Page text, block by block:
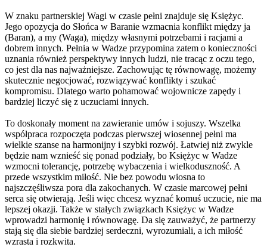
W znaku partnerskiej Wagi w czasie pełni znajduje się Księżyc.
Jego opozycja do Słońca w Baranie wzmacnia konflikt między ja
(Baran), a my (Waga), między własnymi potrzebami i racjami a
dobrem innych. Pełnia w Wadze przypomina zatem o konieczności
uznania również perspektywy innych ludzi, nie tracąc z oczu tego,
co jest dla nas najważniejsze. Zachowując tę równowagę, możemy
skutecznie negocjować, rozwiązywać konflikty i szukać
kompromisu. Dlatego warto pohamować wojownicze zapędy i
bardziej liczyć się z uczuciami innych.
To doskonały moment na zawieranie umów i sojuszy. Wszelka
współpraca rozpoczęta podczas pierwszej wiosennej pełni ma
wielkie szanse na harmonijny i szybki rozwój. Łatwiej niż zwykle
będzie nam wznieść się ponad podziały, bo Księżyc w Wadze
wzmocni tolerancję, potrzebę wybaczenia i wielkoduszność. A
przede wszystkim miłość. Nie bez powodu wiosna to
najszczęśliwsza pora dla zakochanych. W czasie marcowej pełni
serca się otwierają. Jeśli więc chcesz wyznać komuś uczucie, nie ma
lepszej okazji. Także w stałych związkach Księżyc w Wadze
wprowadzi harmonię i równowagę. Da się zauważyć, że partnerzy
stają się dla siebie bardziej serdeczni, wyrozumiali, a ich miłość
wzrasta i rozkwita.